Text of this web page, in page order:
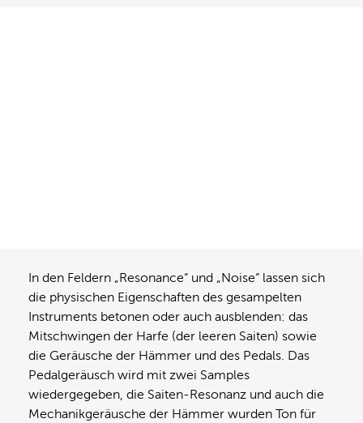
In den Feldern „Resonance“ und „Noise“ lassen sich
die physischen Eigenschaften des gesampelten
Instruments betonen oder auch ausblenden: das
Mitschwingen der Harfe (der leeren Saiten) sowie
die Geräusche der Hämmer und des Pedals. Das
Pedalgeräusch wird mit zwei Samples
wiedergegeben, die Saiten-Resonanz und auch die
Mechanikgeräusche der Hämmer wurden Ton für